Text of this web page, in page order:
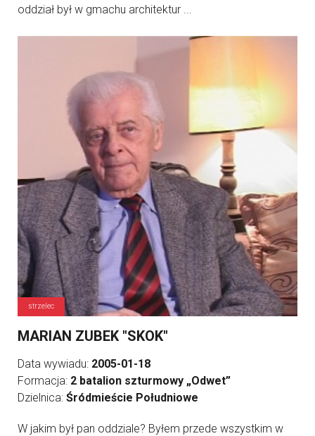
oddział był w gmachu architektur ...
strzelec
MARIAN ZUBEK "SKOK"
Data wywiadu: 2005-01-18
Formacja: 2 batalion szturmowy „Odwet”
Dzielnica: Śródmieście Południowe
W jakim był pan oddziale? Byłem przede wszystkim w